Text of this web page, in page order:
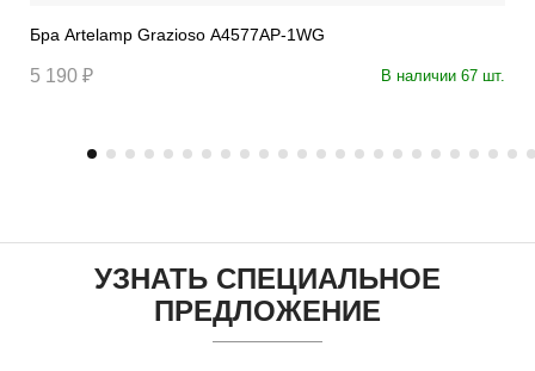
Бра Artelamp Grazioso A4577AP-1WG
5 190 ₽ В наличии 67 шт.
УЗНАТЬ СПЕЦИАЛЬНОЕ
ПРЕДЛОЖЕНИЕ